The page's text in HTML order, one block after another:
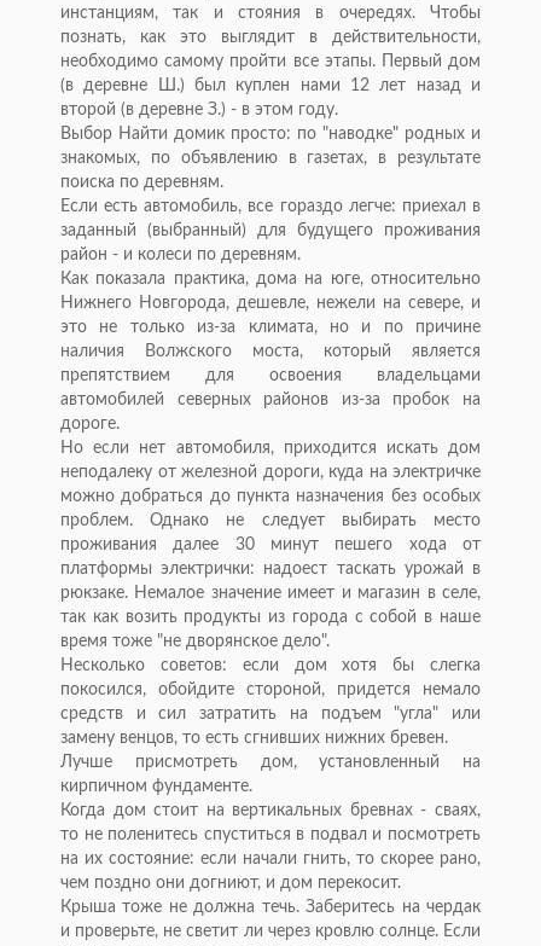
инстанциям, так и стояния в очередях. Чтобы
познать, как это выглядит в действительности,
необходимо самому пройти все этапы. Первый дом
(в деревне Ш.) был куплен нами 12 лет назад и
второй (в деревне З.) - в этом году.
Выбор Найти домик просто: по "наводке" родных и
знакомых, по объявлению в газетах, в результате
поиска по деревням.
Если есть автомобиль, все гораздо легче: приехал в
заданный (выбранный) для будущего проживания
район - и колеси по деревням.
Как показала практика, дома на юге, относительно
Нижнего Новгорода, дешевле, нежели на севере, и
это не только из-за климата, но и по причине
наличия Волжского моста, который является
препятствием для освоения владельцами
автомобилей северных районов из-за пробок на
дороге.
Но если нет автомобиля, приходится искать дом
неподалеку от железной дороги, куда на электричке
можно добраться до пункта назначения без особых
проблем. Однако не следует выбирать место
проживания далее 30 минут пешего хода от
платформы электрички: надоест таскать урожай в
рюкзаке. Немалое значение имеет и магазин в селе,
так как возить продукты из города с собой в наше
время тоже "не дворянское дело".
Несколько советов: если дом хотя бы слегка
покосился, обойдите стороной, придется немало
средств и сил затратить на подъем "угла" или
замену венцов, то есть сгнивших нижних бревен.
Лучше присмотреть дом, установленный на
кирпичном фундаменте.
Когда дом стоит на вертикальных бревнах - сваях,
то не поленитесь спуститься в подвал и посмотреть
на их состояние: если начали гнить, то скорее рано,
чем поздно они догниют, и дом перекосит.
Крыша тоже не должна течь. Заберитесь на чердак
и проверьте, не светит ли через кровлю солнце. Если